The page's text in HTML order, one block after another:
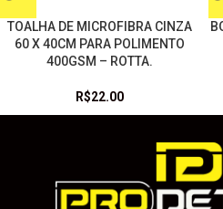
TOALHA DE MICROFIBRA CINZA
60 X 40CM PARA POLIMENTO
400GSM – ROTTA.
R$22.00